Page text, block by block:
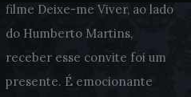
filme Deixe-me Viver, ao lado
do Humberto Martins,
receber esse convite foi um
presente. É emocionante